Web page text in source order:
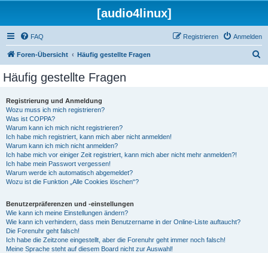
[audio4linux]
FAQ Anmelden
Registrieren
Foren-Übersicht Häufig gestellte Fragen
Häufig gestellte Fragen
Registrierung und Anmeldung
Wozu muss ich mich registrieren?
Was ist COPPA?
Warum kann ich mich nicht registrieren?
Ich habe mich registriert, kann mich aber nicht anmelden!
Warum kann ich mich nicht anmelden?
Ich habe mich vor einiger Zeit registriert, kann mich aber nicht mehr anmelden?!
Ich habe mein Passwort vergessen!
Warum werde ich automatisch abgemeldet?
Wozu ist die Funktion „Alle Cookies löschen“?
Benutzerpräferenzen und -einstellungen
Wie kann ich meine Einstellungen ändern?
Wie kann ich verhindern, dass mein Benutzername in der Online-Liste auftaucht?
Die Forenuhr geht falsch!
Ich habe die Zeitzone eingestellt, aber die Forenuhr geht immer noch falsch!
Meine Sprache steht auf diesem Board nicht zur Auswahl!